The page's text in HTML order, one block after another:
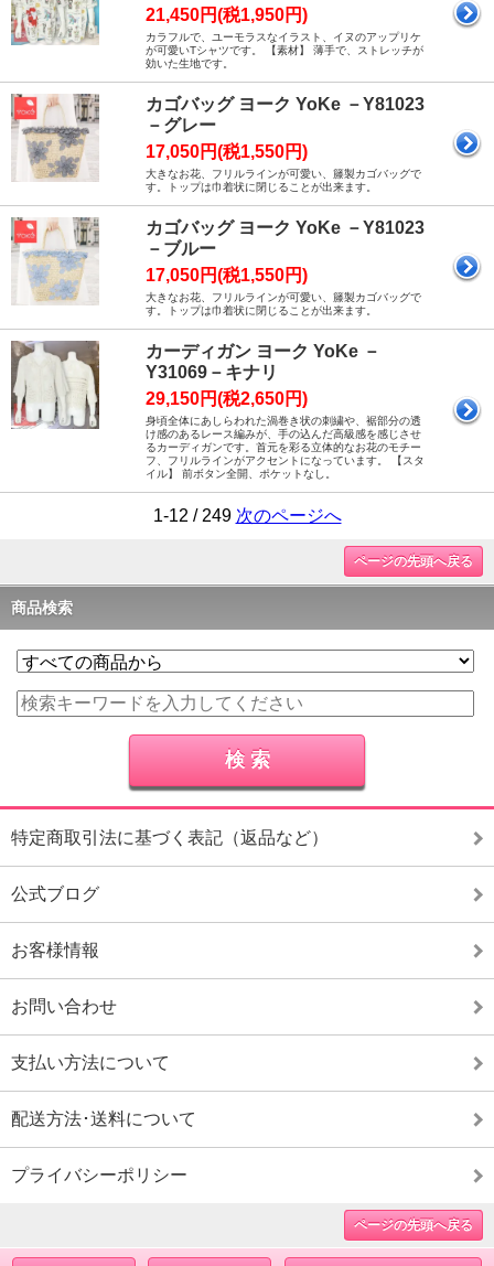
21,450円(税1,950円)
カラフルで、ユーモラスなイラスト、イヌのアップリケ
が可愛いTシャツです。 【素材】 薄手で、ストレッチが
効いた生地です。
カゴバッグ ヨーク YoKe －Y81023
－グレー
17,050円(税1,550円)
大きなお花、フリルラインが可愛い、籐製カゴバッグで
す。トップは巾着状に閉じることが出来ます。
カゴバッグ ヨーク YoKe －Y81023
－ブルー
17,050円(税1,550円)
大きなお花、フリルラインが可愛い、籐製カゴバッグで
す。トップは巾着状に閉じることが出来ます。
カーディガン ヨーク YoKe －
Y31069－キナリ
29,150円(税2,650円)
身頃全体にあしらわれた渦巻き状の刺繍や、裾部分の透
け感のあるレース編みが、手の込んだ高級感を感じさせ
るカーディガンです。首元を彩る立体的なお花のモチー
フ、フリルラインがアクセントになっています。 【スタ
イル】 前ボタン全開、ポケットなし。
1-12 / 249 次のページへ
ページの先頭へ戻る
商品検索
特定商取引法に基づく表記（返品など）
公式ブログ
お客様情報
お問い合わせ
支払い方法について
配送方法･送料について
プライバシーポリシー
ページの先頭へ戻る